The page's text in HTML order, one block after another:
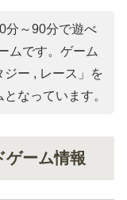
分～90分で遊べ
ムです。ゲーム
ジー , レース 」を
なっています。
ゲーム情報